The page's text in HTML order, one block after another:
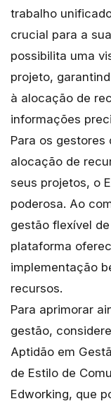
trabalho
crucial para a
possibilita uma
projeto,
à alocação de
informações
Para os
alocação de
seus projetos, o
poderosa. Ao
gestão flexível
plataforma
implementação
recursos.
Para aprimorar
gestão,
Aptidão em
de Estilo de
Edworking, que